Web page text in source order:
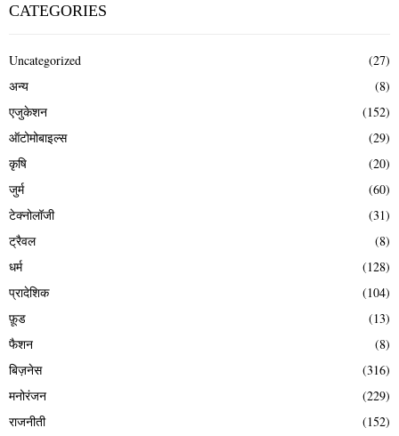
CATEGORIES
Uncategorized
(27)
अन्य
(8)
एजुकेशन
(152)
ऑटोमोबाइल्स
(29)
कृषि
(20)
जुर्म
(60)
टेक्नोलॉजी
(31)
ट्रैवल
(8)
धर्म
(128)
प्रादेशिक
(104)
फ़ूड
(13)
फैशन
(8)
बिज़नेस
(316)
मनोरंजन
(229)
राजनीती
(152)